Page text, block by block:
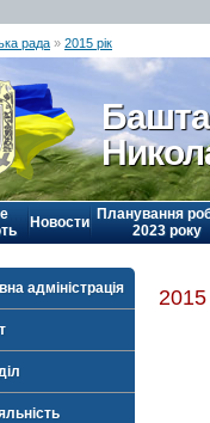
рада » 2015 рік
Новости Планування
2023 року
адміністрація 2015